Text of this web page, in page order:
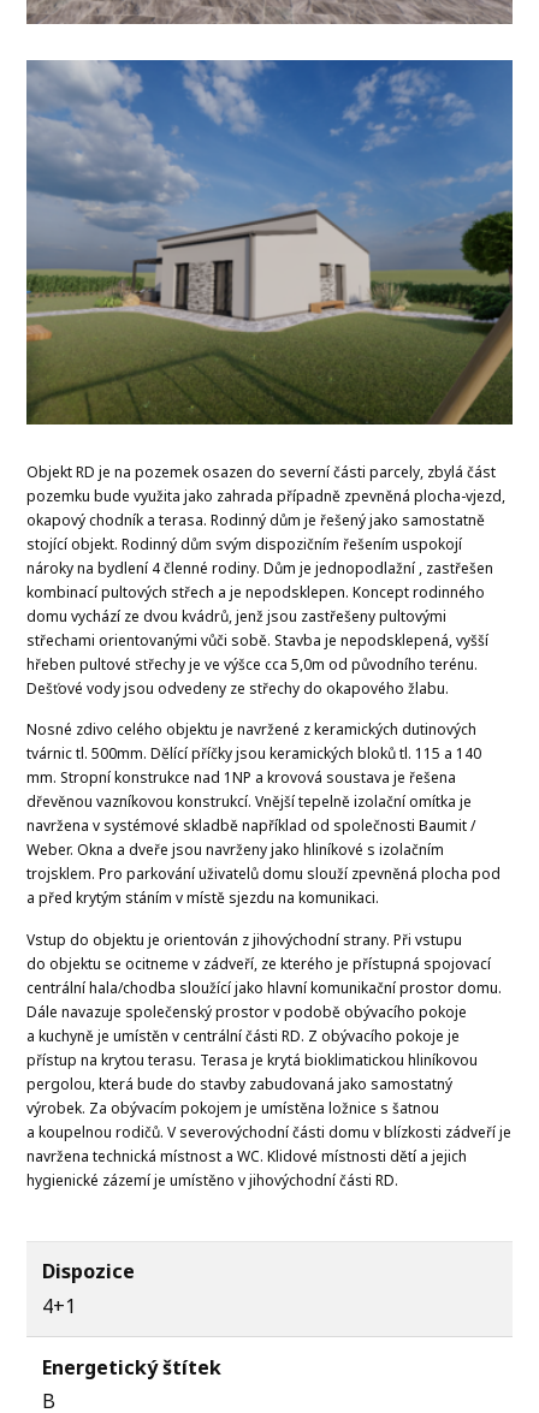
Objekt RD je na pozemek osazen do severní části parcely, zbylá část
pozemku bude využita jako zahrada případně zpevněná plocha-vjezd,
okapový chodník a terasa. Rodinný dům je řešený jako samostatně
stojící objekt. Rodinný dům svým dispozičním řešením uspokojí
nároky na bydlení 4 členné rodiny. Dům je jednopodlažní , zastřešen
kombinací pultových střech a je nepodsklepen. Koncept rodinného
domu vychází ze dvou kvádrů, jenž jsou zastřešeny pultovými
střechami orientovanými vůči sobě. Stavba je nepodsklepená, vyšší
hřeben pultové střechy je ve výšce cca 5,0m od původního terénu.
Dešťové vody jsou odvedeny ze střechy do okapového žlabu.
Nosné zdivo celého objektu je navržené z keramických dutinových
tvárnic tl. 500mm. Dělící příčky jsou keramických bloků tl. 115 a 140
mm. Stropní konstrukce nad 1NP a krovová soustava je řešena
dřevěnou vazníkovou konstrukcí. Vnější tepelně izolační omítka je
navržena v systémové skladbě například od společnosti Baumit /
Weber. Okna a dveře jsou navrženy jako hliníkové s izolačním
trojsklem. Pro parkování uživatelů domu slouží zpevněná plocha pod
a před krytým stáním v místě sjezdu na komunikaci.
Vstup do objektu je orientován z jihovýchodní strany. Při vstupu
do objektu se ocitneme v zádveří, ze kterého je přístupná spojovací
centrální hala/chodba sloužící jako hlavní komunikační prostor domu.
Dále navazuje společenský prostor v podobě obývacího pokoje
a kuchyně je umístěn v centrální části RD. Z obývacího pokoje je
přístup na krytou terasu. Terasa je krytá bioklimatickou hliníkovou
pergolou, která bude do stavby zabudovaná jako samostatný
výrobek. Za obývacím pokojem je umístěna ložnice s šatnou
a koupelnou rodičů. V severovýchodní části domu v blízkosti zádveří je
navržena technická místnost a WC. Klidové místnosti dětí a jejich
hygienické zázemí je umístěno v jihovýchodní části RD.
Dispozice
4+1
Energetický štítek
B